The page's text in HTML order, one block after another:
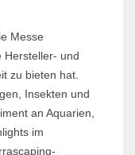
Messe
Hersteller- und
zu bieten hat.
Insekten und
an Aquarien,
im